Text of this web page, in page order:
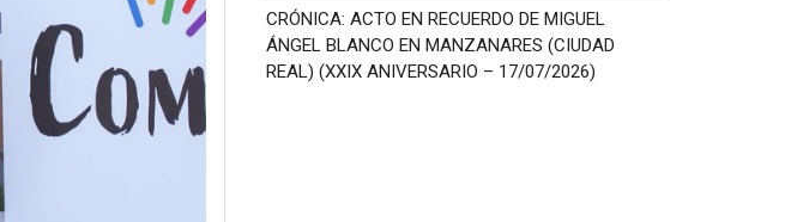
CRÓNICA: ACTO EN RECUERDO DE MIGUEL
ÁNGEL BLANCO EN MANZANARES (CIUDAD
REAL) (XXIX ANIVERSARIO – 17/07/2026)